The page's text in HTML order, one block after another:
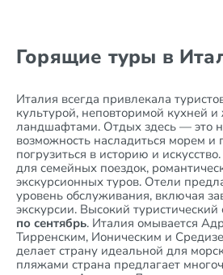
Горящие туры в
Италия всегда привлекала
культурой, неповторимой кухней
ландшафтами. Отдых здесь — это
возможность насладиться морем
погрузиться в историю и
для семейных поездок,
экскурсионных туров. Отели
уровень обслуживания, включая
экскурсии. Высокий туристический
по сентябрь. Италия омывается
Тирренским, Ионическим и
делает страну идеальной для
пляжами страна предлагает